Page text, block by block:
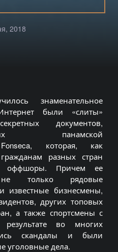
2018
знаменательное
были «слиты»
документов,
панамской
Fonseca, которая, как
разных стран
оффшоры. Причем ее
только рядовые
известные бизнесмены,
других топовых
а также спортсмены с
во многих
скандалы и были
уголовные дела.